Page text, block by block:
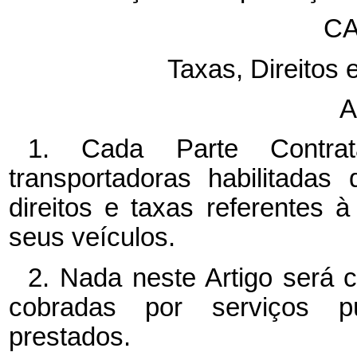
Taxas, Direitos
1. Cada Parte
transportadoras
direitos e taxas referentes
seus veículos.
2. Nada neste Artigo será
cobradas por serviços
prestados.